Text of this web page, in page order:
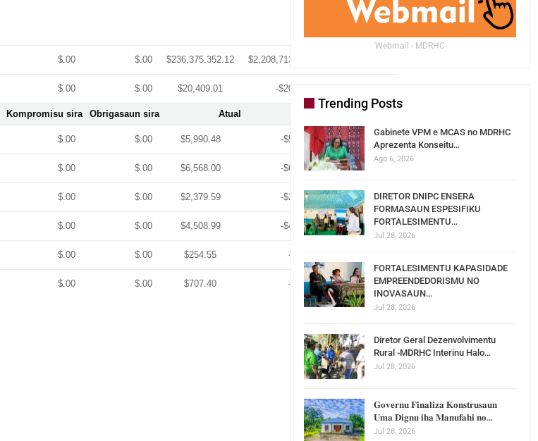
$.00 $.00 $236,375,352.12 $2,208,713,047.88
$.00 $.00 $20,409.01 -$20,409.01
Kompromisu sira Obrigasaun sira Atual Ezekusaun %
$.00 $.00 $5,990.48 -$5,990.48 .0%
$.00 $.00 $6,568.00 -$6,568.00
$.00 $.00 $2,379.59 -$2,379.59 .0%
$.00 $.00 $4,508.99 -$4,508.99 .0%
$.00 $.00 $254.55 -$254.55
$.00 $.00 $707.40 -$707.40 .0%
Webmail - MDRHC
Trending Posts
Gabinete VPM e MCAS no MDRHC
Aprezenta Konseitu…
Ago 6, 2026
DIRETOR DNIPC ENSERA
FORMASAUN ESPESIFIKU
FORTALESIMENTU…
Jul 28, 2026
FORTALESIMENTU KAPASIDADE
EMPREENDEDORISMU NO
INOVASAUN…
Jul 28, 2026
Diretor Geral Dezenvolvimentu
Rural -MDRHC Interinu Halo…
Jul 28, 2026
𝐆𝐨𝐯𝐞𝐫𝐧𝐮 𝐅𝐢𝐧𝐚𝐥𝐢𝐳𝐚 𝐊𝐨𝐧𝐬𝐭𝐫𝐮𝐬𝐚𝐮𝐧
𝐔𝐦𝐚 𝐃𝐢𝐠𝐧𝐮 𝐢𝐡𝐚 𝐌𝐚𝐧𝐮𝐟𝐚𝐡𝐢 𝐧𝐨…
Jul 28, 2026